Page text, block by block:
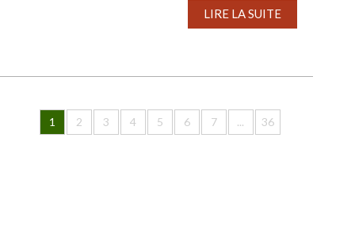
LIRE LA SUITE
1 2 3 4 5 6 7 ... 36